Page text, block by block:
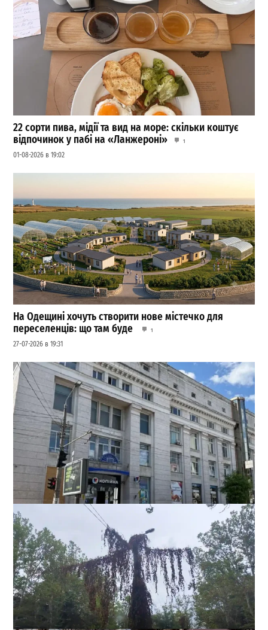
22 сорти пива, мідії та вид на море: скільки коштує
відпочинок у пабі на «Ланжероні»
1
01-08-2026 в 19:02
На Одещині хочуть створити нове містечко для
переселенців: що там буде
1
27-07-2026 в 19:31
В Одесі виставили на продаж будівлю ЦУМу в центрі
міста
0
02-08-2026 в 12:21
ВИБІР РЕДАКЦІЇ